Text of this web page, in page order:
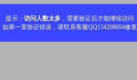
提示： 访问人数太多 ，需要验证后才能继续访问
如果一直验证错误，请联系客服QQ154208694修复